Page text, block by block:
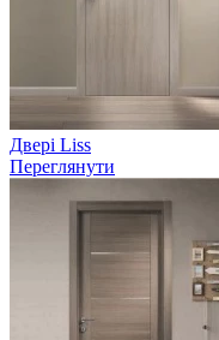
Двері Liss
Переглянути